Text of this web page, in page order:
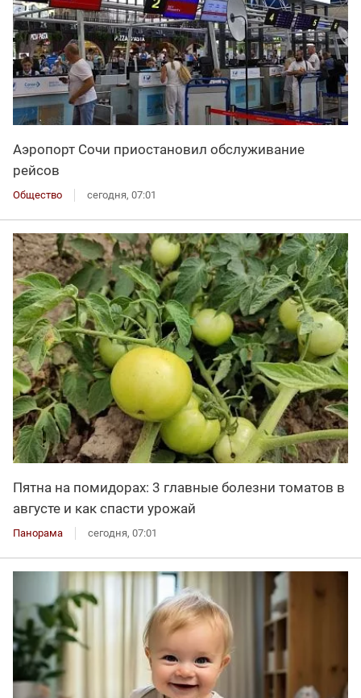
Аэропорт Сочи приостановил обслуживание
рейсов
Общество сегодня, 07:01
Пятна на помидорах: 3 главные болезни томатов в
августе и как спасти урожай
Панорама сегодня, 07:01